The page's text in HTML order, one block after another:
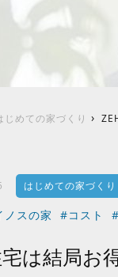
じめての家づくり
はじめての家づくり
ノスの家 #コスト
宅は結局お